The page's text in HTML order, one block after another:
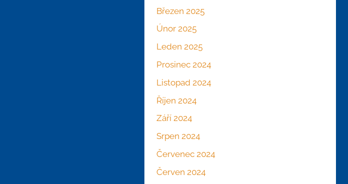
Březen 2025
Únor 2025
Leden 2025
Prosinec 2024
Listopad 2024
Říjen 2024
Září 2024
Srpen 2024
Červenec 2024
Červen 2024